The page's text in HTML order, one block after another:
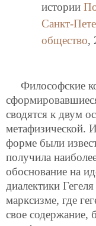
истории
Санкт-
общество,
Философские
сводятся к двум
метафизической.
форме были
получила
обоснование на
диалектики
марксизме, где
свое содержание,